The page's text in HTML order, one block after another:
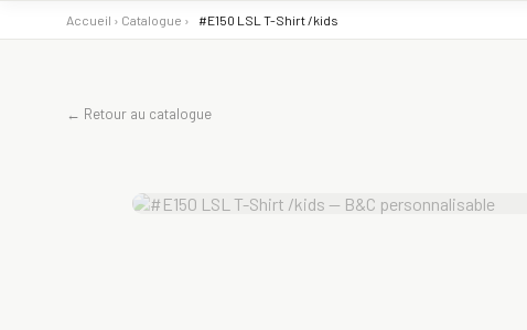
Accueil › Catalogue › #E150 LSL T-Shirt /kids
← Retour au catalogue